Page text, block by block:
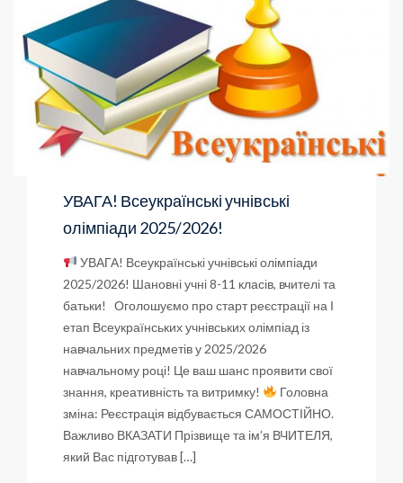
УВАГА! Всеукраїнські учнівські
олімпіади 2025/2026!
УВАГА! Всеукраїнські учнівські олімпіади
2025/2026! Шановні учні 8-11 класів, вчителі та
батьки! Оголошуємо про старт реєстрації на І
етап Всеукраїнських учнівських олімпіад із
навчальних предметів у 2025/2026
навчальному році! Це ваш шанс проявити свої
знання, креативність та витримку!
Головна
зміна: Реєстрація відбувається САМОСТІЙНО.
Важливо ВКАЗАТИ Прізвище та ім’я ВЧИТЕЛЯ,
який Вас підготував […]